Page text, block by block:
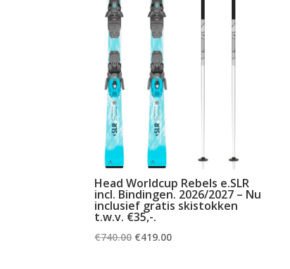
Head Worldcup Rebels e.SLR
incl. Bindingen. 2026/2027 – Nu
inclusief gratis skistokken
t.w.v. €35,-.
€740.00 Oorspronkelijke
€419.00Huidige